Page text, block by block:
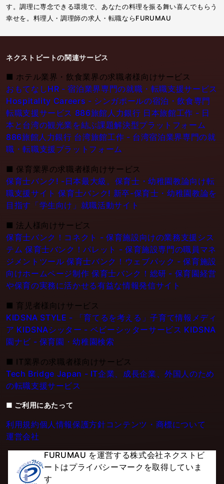
す。調理に専念できる環境で、あなたの料理を振る舞い喜んでもらう
幸せを。料理人・調理師の求人・転職ならFURUMAU
ネクストビートの関連サービス
■ ホテル業界・飲食業界の求職者様向けサービス
おもてなしHR - 宿泊業界専門の就職・転職支援サービス
Hospitality Careers - シンガポールの宿泊・飲食専門
転職支援サービス 886旅館人力銀行 日本旅館工作 - 日
本と台湾の観光業を結ぶ課題解決型プラットフォーム
886旅館人力銀行 台湾旅館工作 - 台湾宿泊業界専門の就
職・転職支援プラットフォーム
■ 保育業界の求職者様向けサービス
保育士バンク! -日本最大級。保育士・幼稚園教論向け転
職支援サイト 保育士バンク! 新卒-保育士・幼稚園教論を
目指す「学生向け」就職活動サイト
■ 法人様向けサービス
保育士バンク！コネクト - 保育施設向けの業務支援シス
テム 保育士バンク！パレット - 保育施設専門の職員マネ
ジメントツール 保育士バンク！ウェブパック - 保育施設
向けホームページ制作 保育士バンク！総研 - 保育園経営
や保育の実務に活かせる有益な情報発信サイト
■ 育児者様向けサービス
KIDSNA STYLE - 「育てるを考える」子育て情報メディ
ア KIDSNAシッター - ベビーシッターサービス KIDSNA
園ナビ - 保育園・幼稚園検索
■ IT業界の求職者様向けサービス
Tech Bridge Japan - IT企業、成長企業、外国人のため
の転職支援サービス
■ ご利用にあたって
利用規約個人情報保護方針コンテンツ・商標について
運営会社
FURUMAU を運営する株式会社ネクストビ
ートはプライバシーマークを取得していま
す